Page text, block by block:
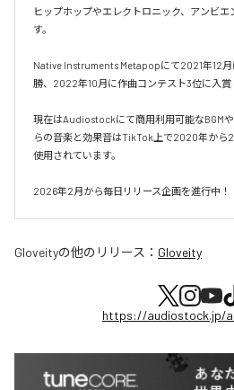
ヒップホップやエレクトロニック、アンビエ
す。
Native Instruments Metapopにて2021年12
勝、2022年10月に作曲コンテスト3位に入賞
現在はAudiostockにて商用利用可能なBGM
らの音楽と効果音はTikTok上で2020年から
使用されています。
2026年2月から毎日リリース企画を進行中！
Gloveityの他のリリース： Gloveity
https://audiostock.jp/